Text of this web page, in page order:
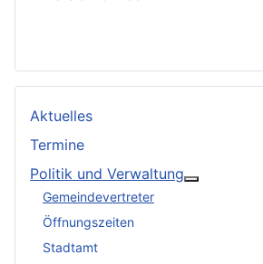
Aktuelles
Termine
Politik und Verwaltung
Gemeindevertreter
Öffnungszeiten
Stadtamt